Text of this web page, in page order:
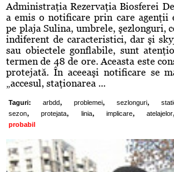
Administraţia Rezervaţia Biosferei
a emis o notificare prin care agenţii
pe plaja Sulina, umbrele, şezlonguri,
indiferent de caracteristici, dar şi
sau obiectele gonflabile, sunt
termen de 48 de ore. Aceasta este
protejată. În aceeaşi notificare se
„accesul, staţionarea ...
Taguri: arbdd, problemei, sezlonguri,
sezon, protejata, linia, implicare, atelajelor,
probabil